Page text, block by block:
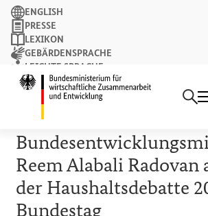
Suchbegriff
Suchen
ENGLISH
PRESSE
LEXIKON
GEBÄRDENSPRACHE
LEICHTE SPRACHE
NEWSLETTER
17. SEPTEMBER 2025
Rede der
Reem Alabali Radovan
der Haushaltsdebatte
Bundestag